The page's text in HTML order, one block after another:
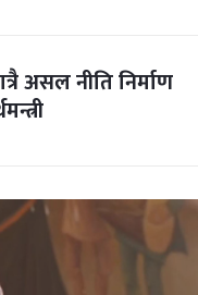
असल नीति निर्माण